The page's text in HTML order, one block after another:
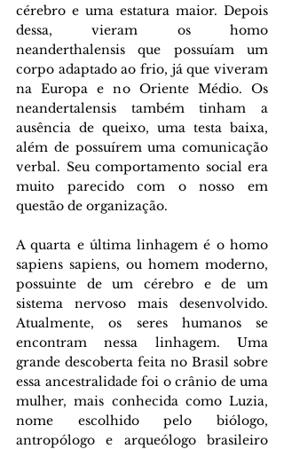
cérebro e uma estatura maior. Depois
dessa, vieram os homo
neanderthalensis que possuíam um
corpo adaptado ao frio, já que viveram
na Europa e no Oriente Médio. Os
neandertalensis também tinham a
ausência de queixo, uma testa baixa,
além de possuírem uma comunicação
verbal. Seu comportamento social era
muito parecido com o nosso em
questão de organização.
A quarta e última linhagem é o homo
sapiens sapiens, ou homem moderno,
possuinte de um cérebro e de um
sistema nervoso mais desenvolvido.
Atualmente, os seres humanos se
encontram nessa linhagem. Uma
grande descoberta feita no Brasil sobre
essa ancestralidade foi o crânio de uma
mulher, mais conhecida como Luzia,
nome escolhido pelo biólogo,
antropólogo e arqueólogo brasileiro